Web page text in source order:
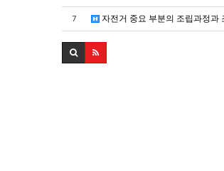
7 자전거 중요 부분의 조립과정과